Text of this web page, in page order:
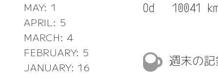
MAY: 1
APRIL: 5
MARCH: 4
FEBRUARY: 5
JANUARY: 16
週末の